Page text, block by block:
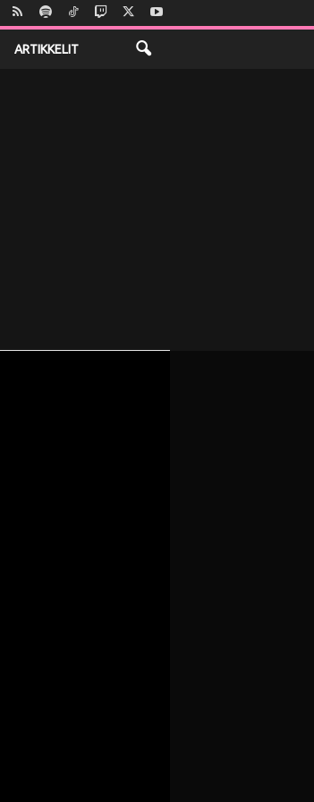
ARTIKKELIT